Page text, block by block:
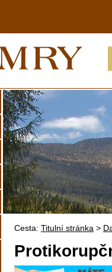
Cesta: Titulní stránka >